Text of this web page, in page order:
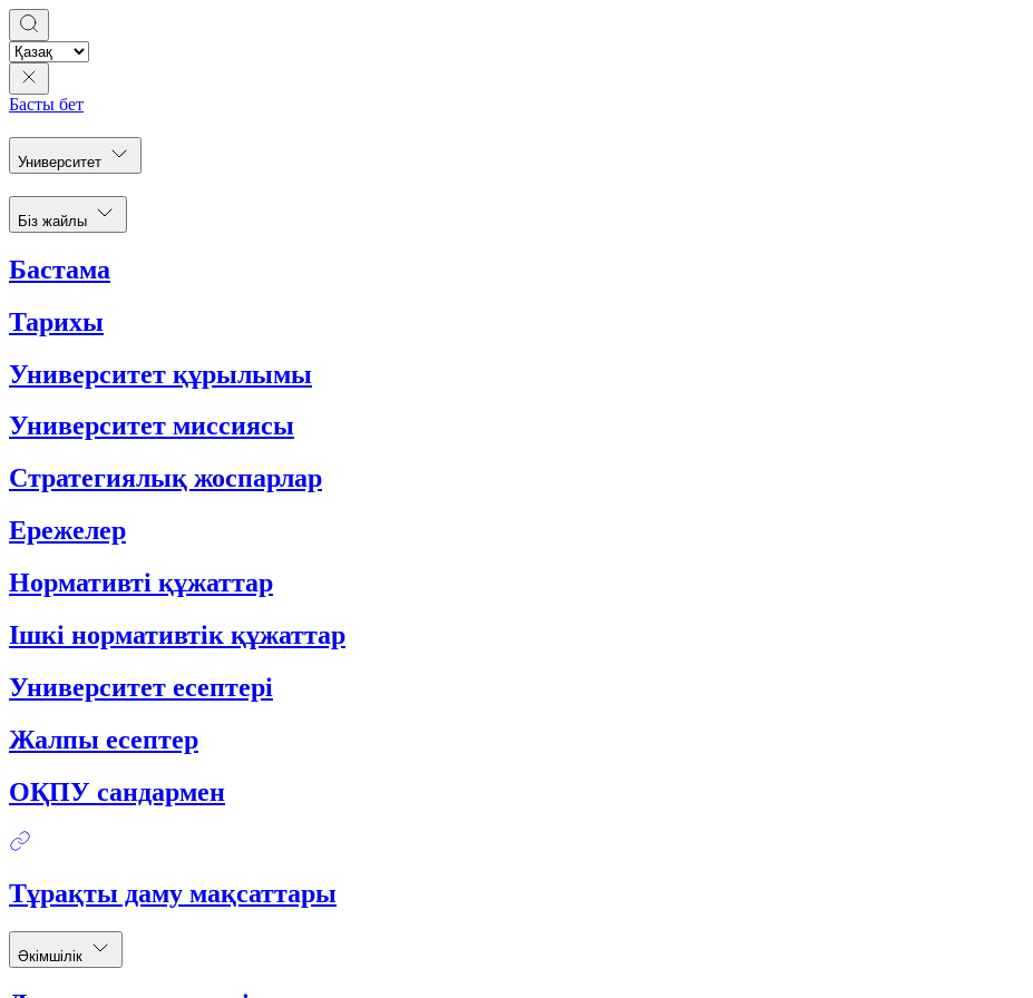
Басты бет
Университет
Біз жайлы
Бастама
Тарихы
Университет құрылымы
Университет миссиясы
Стратегиялық жоспарлар
Ережелер
Нормативті құжаттар
Ішкі нормативтік құжаттар
Университет есептері
Жалпы есептер
ОҚПУ сандармен
Тұрақты даму мақсаттары
Әкімшілік